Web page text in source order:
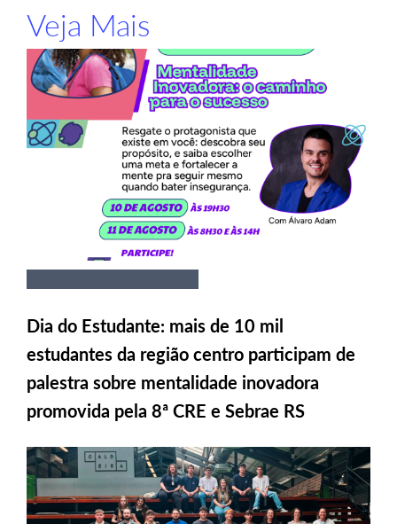
Veja Mais
Dia do Estudante: mais de 10 mil
estudantes da região centro participam de
palestra sobre mentalidade inovadora
promovida pela 8ª CRE e Sebrae RS